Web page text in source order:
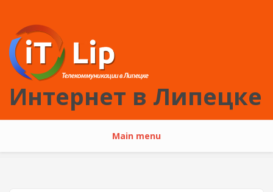
Интернет в Липецке
Main menu